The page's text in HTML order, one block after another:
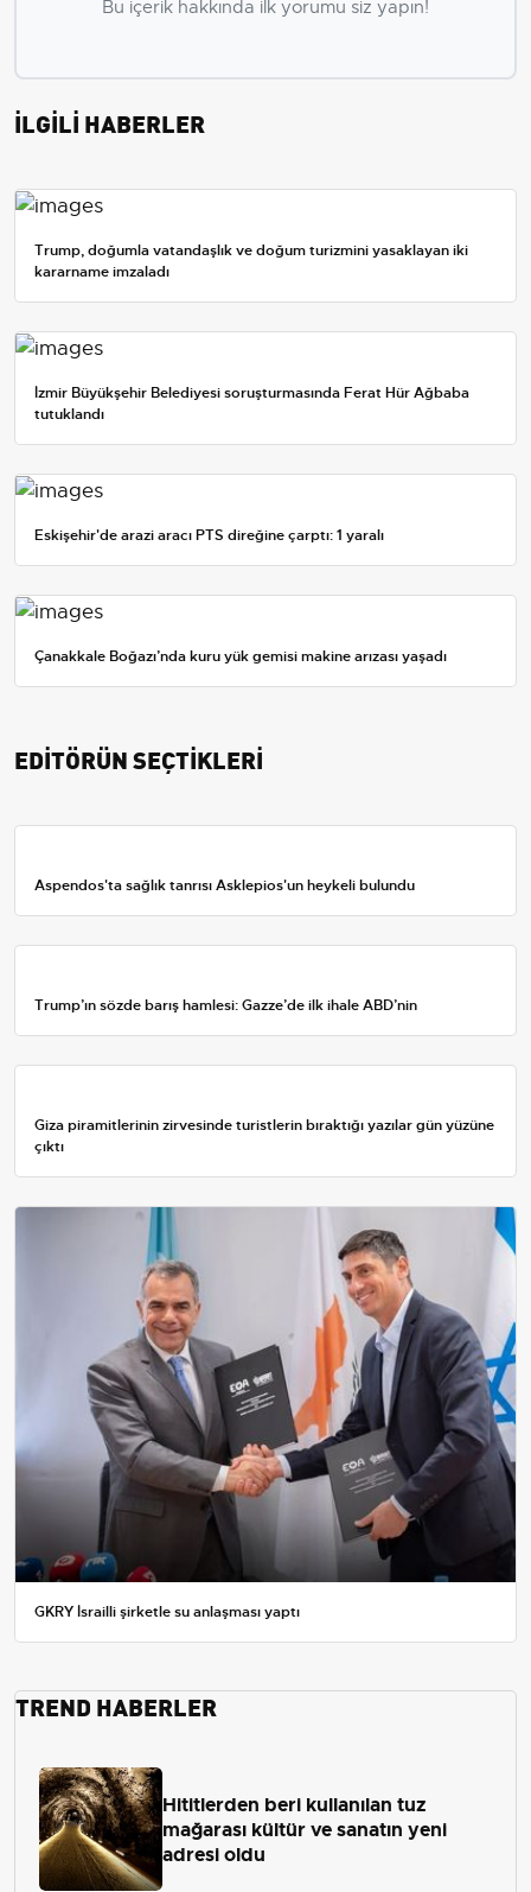
Bu içerik hakkında ilk yorumu siz yapın!
İLGİLİ HABERLER
Trump, doğumla vatandaşlık ve doğum turizmini yasaklayan iki
kararname imzaladı
İzmir Büyükşehir Belediyesi soruşturmasında Ferat Hür Ağbaba
tutuklandı
Eskişehir'de arazi aracı PTS direğine çarptı: 1 yaralı
Çanakkale Boğazı’nda kuru yük gemisi makine arızası yaşadı
EDİTÖRÜN SEÇTİKLERİ
Aspendos'ta sağlık tanrısı Asklepios'un heykeli bulundu
Trump’ın sözde barış hamlesi: Gazze’de ilk ihale ABD’nin
Giza piramitlerinin zirvesinde turistlerin bıraktığı yazılar gün yüzüne
çıktı
GKRY İsrailli şirketle su anlaşması yaptı
TREND HABERLER
Hititlerden beri kullanılan tuz
mağarası kültür ve sanatın yeni
adresi oldu